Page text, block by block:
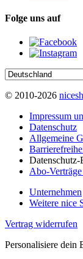
Folge uns auf
© 2010-2026
Impressum
Datenschutz
Allgemeine
Datenschutz-
Abo-
Unternehmen
Weitere nice
Vertrag widerrufen
Personalisiere dein